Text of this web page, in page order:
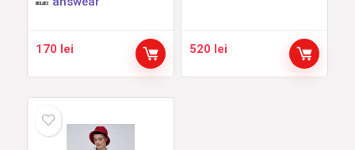
170 lei 520 lei